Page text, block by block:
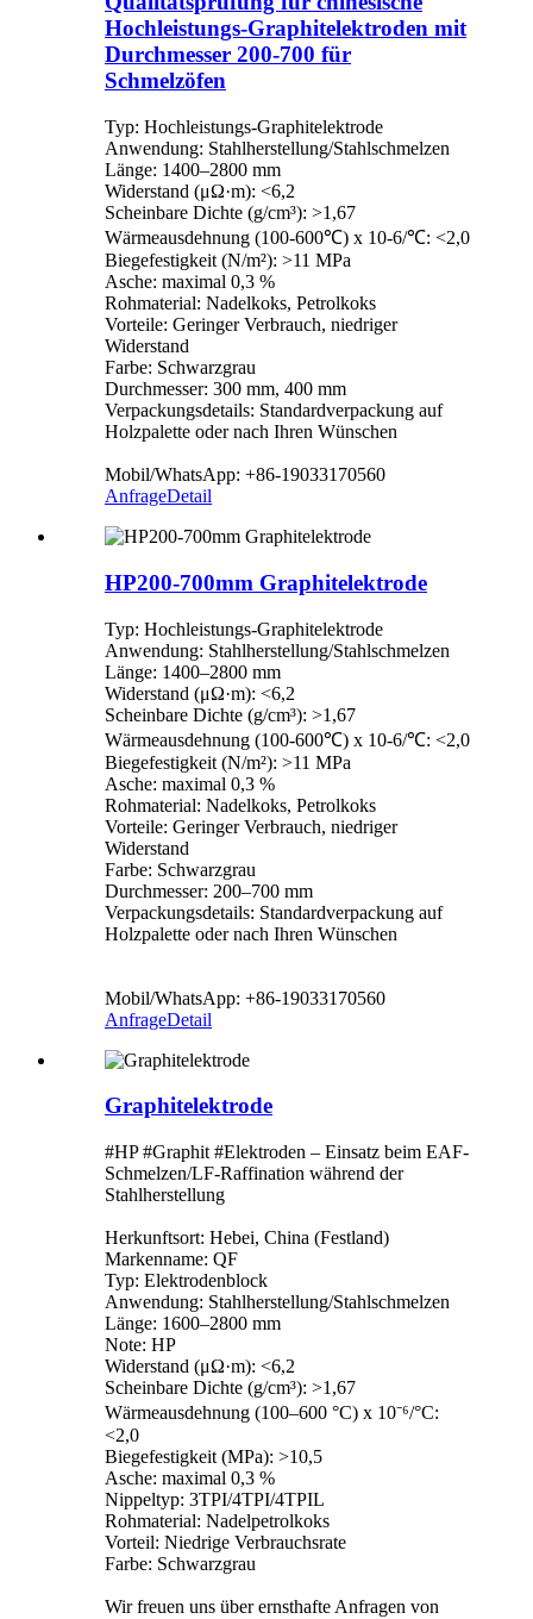
Hochleistungs-Graphitelektroden mit
Durchmesser 200-700 für
Schmelzöfen
Typ: Hochleistungs-Graphitelektrode
Anwendung: Stahlherstellung/Stahlschmelzen
Länge: 1400–2800 mm
Widerstand (μΩ·m): <6,2
Scheinbare Dichte (g/cm³): >1,67
Wärmeausdehnung (100-600℃) x 10-6/℃: <2,0
Biegefestigkeit (N/m²): >11 MPa
Asche: maximal 0,3 %
Rohmaterial: Nadelkoks, Petrolkoks
Vorteile: Geringer Verbrauch, niedriger
Widerstand
Farbe: Schwarzgrau
Durchmesser: 300 mm, 400 mm
Verpackungsdetails: Standardverpackung auf
Holzpalette oder nach Ihren Wünschen
Mobil/WhatsApp: +86-19033170560
AnfrageDetail
HP200-700mm Graphitelektrode
Typ: Hochleistungs-Graphitelektrode
Anwendung: Stahlherstellung/Stahlschmelzen
Länge: 1400–2800 mm
Widerstand (μΩ·m): <6,2
Scheinbare Dichte (g/cm³): >1,67
Wärmeausdehnung (100-600℃) x 10-6/℃: <2,0
Biegefestigkeit (N/m²): >11 MPa
Asche: maximal 0,3 %
Rohmaterial: Nadelkoks, Petrolkoks
Vorteile: Geringer Verbrauch, niedriger
Widerstand
Farbe: Schwarzgrau
Durchmesser: 200–700 mm
Verpackungsdetails: Standardverpackung auf
Holzpalette oder nach Ihren Wünschen
Mobil/WhatsApp: +86-19033170560
AnfrageDetail
Graphitelektrode
#HP #Graphit #Elektroden – Einsatz beim EAF-
Schmelzen/LF-Raffination während der
Stahlherstellung
Herkunftsort: Hebei, China (Festland)
Markenname: QF
Typ: Elektrodenblock
Anwendung: Stahlherstellung/Stahlschmelzen
Länge: 1600–2800 mm
Note: HP
Widerstand (μΩ·m): <6,2
Scheinbare Dichte (g/cm³): >1,67
Wärmeausdehnung (100–600 °C) x 10⁻⁶/°C:
<2,0
Biegefestigkeit (MPa): >10,5
Asche: maximal 0,3 %
Nippeltyp: 3TPI/4TPI/4TPIL
Rohmaterial: Nadelpetrolkoks
Vorteil: Niedrige Verbrauchsrate
Farbe: Schwarzgrau
Wir freuen uns über ernsthafte Anfragen von